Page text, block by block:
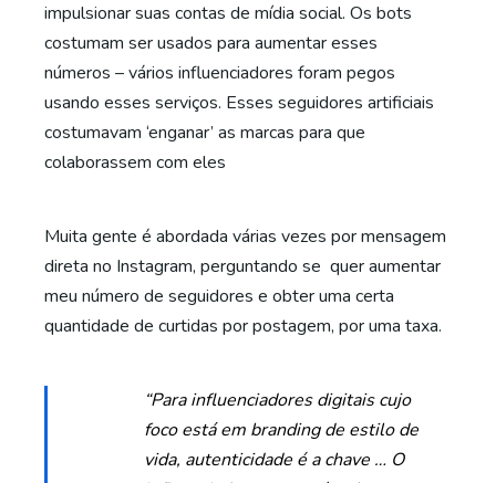
impulsionar suas contas de mídia social. Os bots
costumam ser usados para aumentar esses
números – vários influenciadores foram pegos
usando esses serviços. Esses seguidores artificiais
costumavam ‘enganar’ as marcas para que
colaborassem com eles
Muita gente é abordada várias vezes por mensagem
direta no Instagram, perguntando se quer aumentar
meu número de seguidores e obter uma certa
quantidade de curtidas por postagem, por uma taxa.
“Para influenciadores digitais cujo
foco está em branding de estilo de
vida, autenticidade é a chave … O